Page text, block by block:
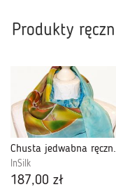
Produkty
Chusta
InSilk
187,00 zł